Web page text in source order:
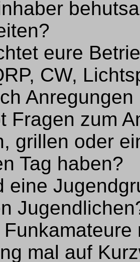
eure
CW,
Anregungen
Fragen zum
grillen oder
Tag haben?
eine
mal auf